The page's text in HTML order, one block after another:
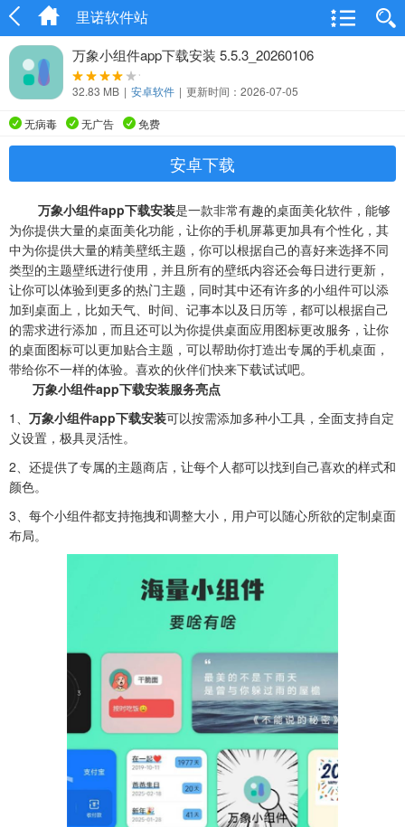
里诺软件站
万象小组件app下载安装 5.5.3_20260106
32.83 MB | 安卓软件 | 更新时间：2026-07-05
无病毒 无广告 免费
安卓下载
万象小组件app下载安装是一款非常有趣的桌面美化软件，能够
为你提供大量的桌面美化功能，让你的手机屏幕更加具有个性化，其
中为你提供大量的精美壁纸主题，你可以根据自己的喜好来选择不同
类型的主题壁纸进行使用，并且所有的壁纸内容还会每日进行更新，
让你可以体验到更多的热门主题，同时其中还有许多的小组件可以添
加到桌面上，比如天气、时间、记事本以及日历等，都可以根据自己
的需求进行添加，而且还可以为你提供桌面应用图标更改服务，让你
的桌面图标可以更加贴合主题，可以帮助你打造出专属的手机桌面，
带给你不一样的体验。喜欢的伙伴们快来下载试试吧。
万象小组件app下载安装服务亮点
1、 万象小组件app下载安装可以按需添加多种小工具，全面支持自定
义设置，极具灵活性。
2、还提供了专属的主题商店，让每个人都可以找到自己喜欢的样式和
颜色。
3、每个小组件都支持拖拽和调整大小，用户可以随心所欲的定制桌面
布局。